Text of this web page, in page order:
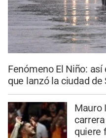
Fenómeno El Niño:
que lanzó la ciudad de
Mauro
quiere